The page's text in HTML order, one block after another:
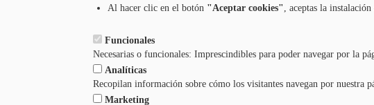
atencion@mancoeduca.com
Al hacer clic en el botón "Aceptar cookies", aceptas la
Funcionales
Necesarias o funcionales: Imprescindibles para poder navegar por la
Analíticas
Recopilan información sobre cómo los visitantes navegan por nuestra
Marketing